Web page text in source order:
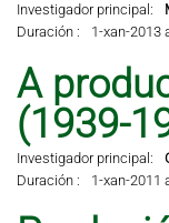
Investigador principal:
Duración :
1-xan-2013
A
(1939-
Investigador principal:
Duración :
1-xan-2011